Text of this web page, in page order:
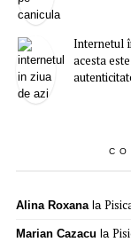
Internetul
acesta
Alina Roxanala
Marian Cazacu la